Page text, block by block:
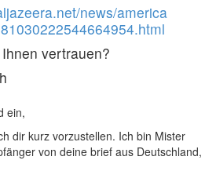
news/america
vertrauen?
ein,
dir kurz vorzustellen. Ich bin Mister
von deine brief aus Deutschland,